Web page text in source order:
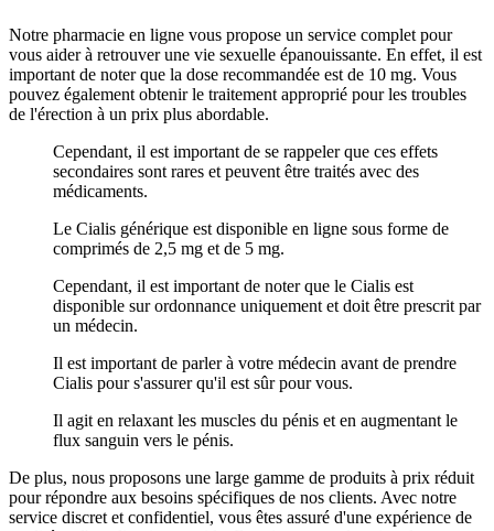
Notre pharmacie en ligne vous propose un service complet pour
vous aider à retrouver une vie sexuelle épanouissante. En effet, il est
important de noter que la dose recommandée est de 10 mg. Vous
pouvez également obtenir le traitement approprié pour les troubles
de l'érection à un prix plus abordable.
Cependant, il est important de se rappeler que ces effets
secondaires sont rares et peuvent être traités avec des
médicaments.
Le Cialis générique est disponible en ligne sous forme de
comprimés de 2,5 mg et de 5 mg.
Cependant, il est important de noter que le Cialis est
disponible sur ordonnance uniquement et doit être prescrit par
un médecin.
Il est important de parler à votre médecin avant de prendre
Cialis pour s'assurer qu'il est sûr pour vous.
Il agit en relaxant les muscles du pénis et en augmentant le
flux sanguin vers le pénis.
De plus, nous proposons une large gamme de produits à prix réduit
pour répondre aux besoins spécifiques de nos clients. Avec notre
service discret et confidentiel, vous êtes assuré d'une expérience de